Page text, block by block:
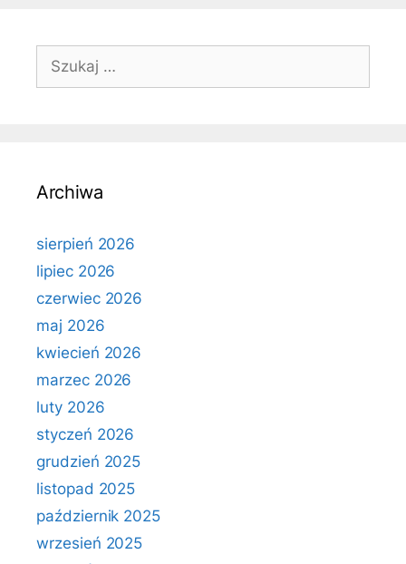
Szukaj:
Archiwa
sierpień 2026
lipiec 2026
czerwiec 2026
maj 2026
kwiecień 2026
marzec 2026
luty 2026
styczeń 2026
grudzień 2025
listopad 2025
październik 2025
wrzesień 2025